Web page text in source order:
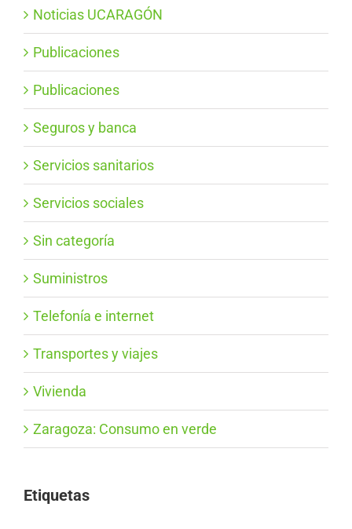
Noticias UCARAGÓN
Publicaciones
Publicaciones
Seguros y banca
Servicios sanitarios
Servicios sociales
Sin categoría
Suministros
Telefonía e internet
Transportes y viajes
Vivienda
Zaragoza: Consumo en verde
Etiquetas